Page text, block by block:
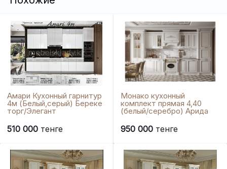
Амари Кухонный гарнитур
4м (Белый,серый) Береке
торг/Элегант
510 000 тенге
Монако кухонный
комплект прямая 4,40
(белый/серебро) Арида
950 000 тенге